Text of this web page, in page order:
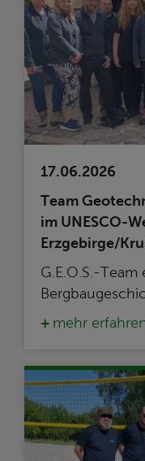
17.06.2026
Team
im UNESCO-
Erzgebirge/
G.E.O.S.-
mehr